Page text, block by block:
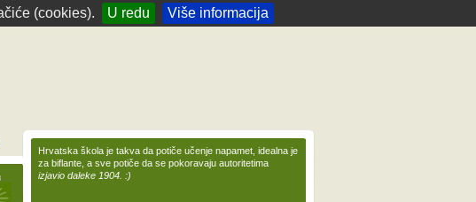
(cookies). U redu Više informacija
Hrvatska škola je takva da potiče učenje napamet, idealna je
za biflante, a sve potiče da se pokoravaju autoritetima
izjavio daleke 1904. :)